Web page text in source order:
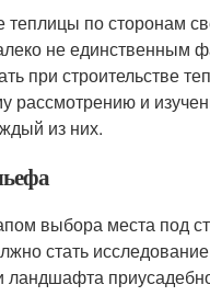
по сторонам
не единственным
при строительстве
рассмотрению и
из них.
выбора места под
стать
ландшафта